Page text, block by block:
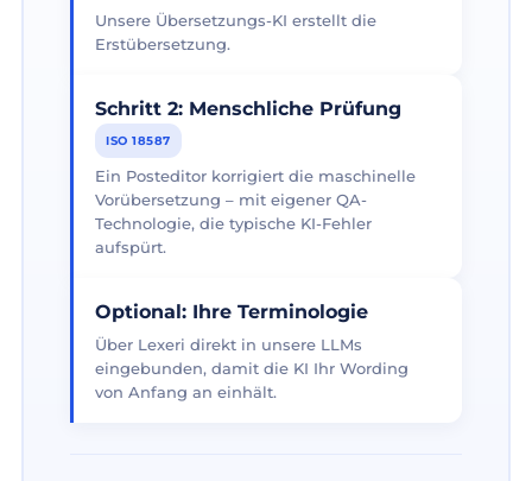
Unsere Übersetzungs-KI erstellt die
Erstübersetzung.
Schritt 2: Menschliche Prüfung
ISO 18587
Ein Posteditor korrigiert die maschinelle
Vorübersetzung – mit eigener QA-
Technologie, die typische KI-Fehler
aufspürt.
Optional: Ihre Terminologie
Über Lexeri direkt in unsere LLMs
eingebunden, damit die KI Ihr Wording
von Anfang an einhält.